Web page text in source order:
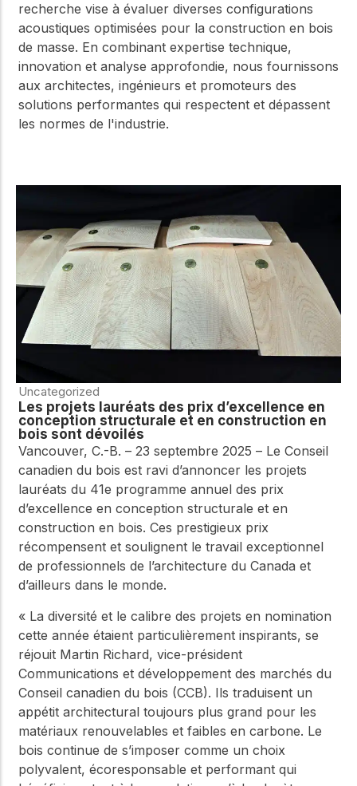
recherche vise à évaluer diverses configurations
acoustiques optimisées pour la construction en bois
de masse. En combinant expertise technique,
innovation et analyse approfondie, nous fournissons
aux architectes, ingénieurs et promoteurs des
solutions performantes qui respectent et dépassent
les normes de l'industrie.
Uncategorized
Les projets lauréats des prix d’excellence en
conception structurale et en construction en
bois sont dévoilés
Vancouver, C.-B. – 23 septembre 2025 – Le Conseil
canadien du bois est ravi d’annoncer les projets
lauréats du 41e programme annuel des prix
d’excellence en conception structurale et en
construction en bois. Ces prestigieux prix
récompensent et soulignent le travail exceptionnel
de professionnels de l’architecture du Canada et
d’ailleurs dans le monde.
« La diversité et le calibre des projets en nomination
cette année étaient particulièrement inspirants, se
réjouit Martin Richard, vice-président
Communications et développement des marchés du
Conseil canadien du bois (CCB). Ils traduisent un
appétit architectural toujours plus grand pour les
matériaux renouvelables et faibles en carbone. Le
bois continue de s’imposer comme un choix
polyvalent, écoresponsable et performant qui